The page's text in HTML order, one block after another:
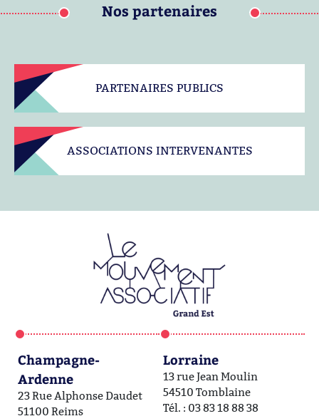
Nos partenaires
PARTENAIRES PUBLICS
ASSOCIATIONS INTERVENANTES
Champagne-
Ardenne
23 Rue Alphonse Daudet
51100 Reims
Lorraine
13 rue Jean Moulin
54510 Tomblaine
Tél. : 03 83 18 88 38